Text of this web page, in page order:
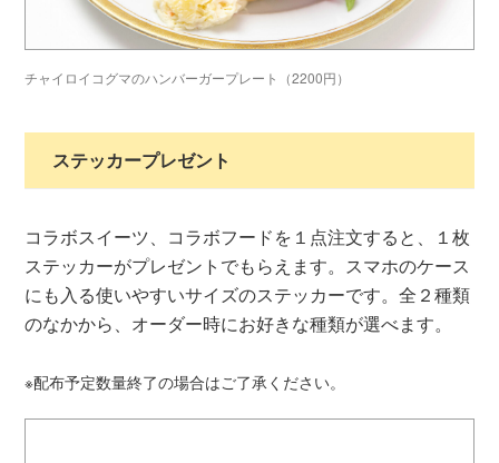
チャイロイコグマのハンバーガープレート（2200円）
ステッカープレゼント
コラボスイーツ、コラボフードを１点注文すると、１枚
ステッカーがプレゼントでもらえます。スマホのケース
にも入る使いやすいサイズのステッカーです。全２種類
のなかから、オーダー時にお好きな種類が選べます。
※配布予定数量終了の場合はご了承ください。